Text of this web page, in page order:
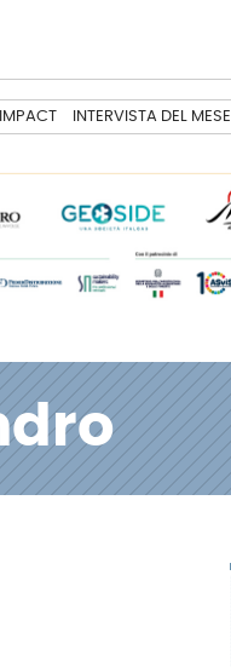
INTERVISTA DEL MESE